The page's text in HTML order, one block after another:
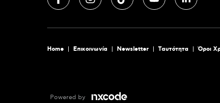
Home Επικοινωνία Newsletter Tαυτότητα Όροι
Powered by